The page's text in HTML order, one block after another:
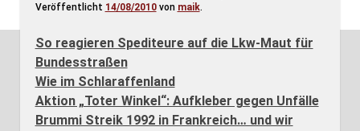
Anderswo
Spesenliste
Disposition
Veröffentlicht 14/08/2010von maik.
So reagieren Spediteure auf die Lkw-Maut für
Bundesstraßen
Wie im Schlaraffenland
Aktion „Toter Winkel“: Aufkleber gegen Unfälle
Brummi Streik 1992 in Frankreich… und wir